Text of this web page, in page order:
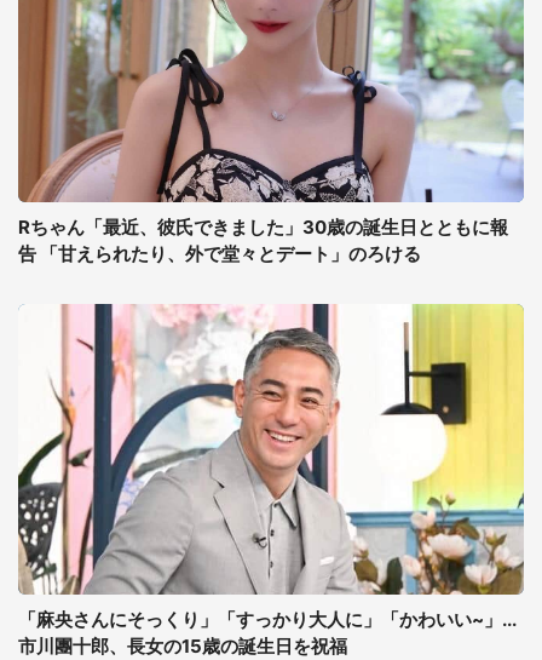
Rちゃん「最近、彼氏できました」30歳の誕生日とともに報
告 「甘えられたり、外で堂々とデート」のろける
「麻央さんにそっくり」「すっかり大人に」「かわいい~」...
市川團十郎、長女の15歳の誕生日を祝福